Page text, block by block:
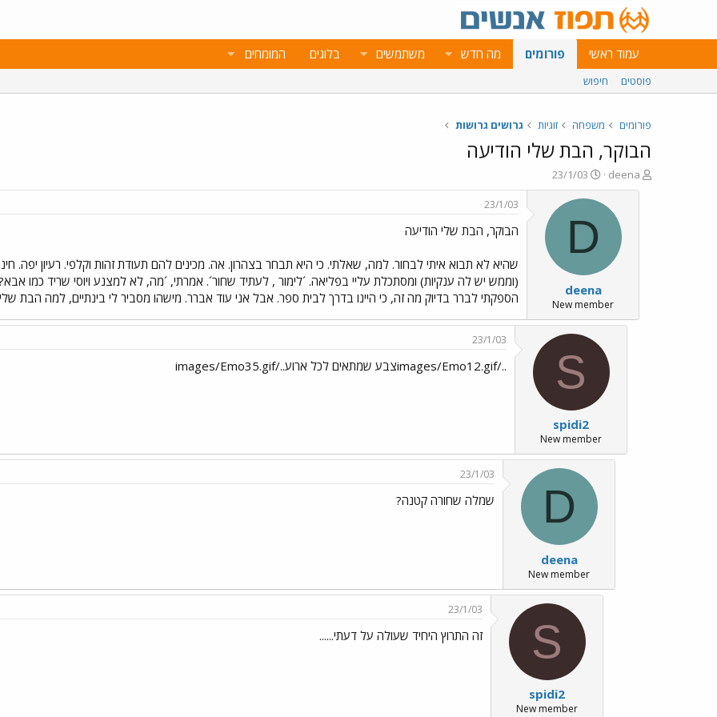
עמוד ראשי פורומים מה חדש משתמשים בלוגים המומחים
פוסטים חיפוש
פורומים משפחה זוגיות גרושים גרושות
הבוקר, הבת שלי הודיעה
פ
ו
deena
פ
ו
ר
ם
ב
א
ר
י
ך
23/1/03
D
deena
New member
23/1/03
הבוקר, הבת שלי הודיעה
שהיא לא תבוא איתי לבחור. למה, שאלתי. כי היא תבחר בצהרון. אה. מכינים להם תעודת זהות וקלפי. רעיון יפה.
(וממש יש לה ענקיות) ומסתכלת עליי בפליאה. ´לימור , לעתיד שחור´. אמרתי, ´מה, לא למצנע ויוסי שריד כמו
הספקתי לברר בדיוק מה זה, כי היינו בדרך לבית ספר. אבל אני עוד אברר. מישהו מסביר לי בינתיים, למה הבת
S
spidi2
New member
23/1/03
../images/Emo12.gifצבע שמתאים לכל ארוע../images/Emo35.gif
D
deena
New member
23/1/03
שמלה שחורה קטנה?
S
spidi2
New member
23/1/03
זה התרוץ היחיד שעולה על דעתי......